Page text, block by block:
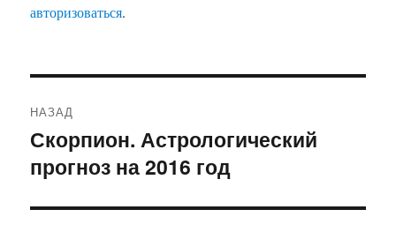
авторизоваться.
по
записям
НАЗАД
Предыдущая
запись:
Скорпион. Астрологический
прогноз на 2016 год